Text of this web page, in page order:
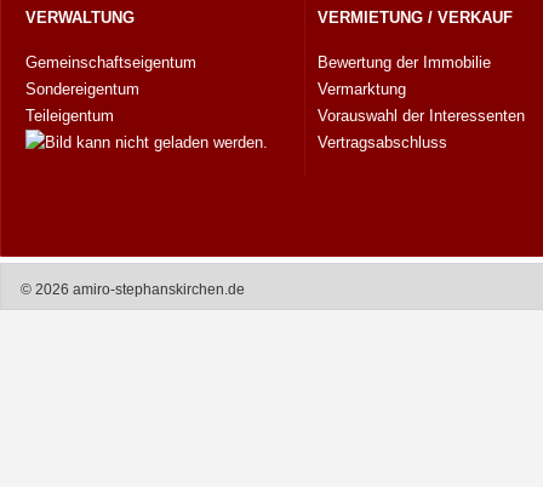
VERWALTUNG
Gemeinschaftseigentum
Sondereigentum
Teileigentum
VERMIETUNG / VERKAUF
Bewertung der Immobilie
Vermarktung
Vorauswahl der Interessenten
Vertragsabschluss
© 2026 amiro-stephanskirchen.de